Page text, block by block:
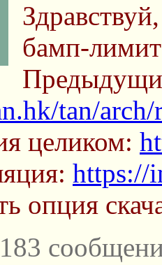
бамп-
tan/arch/
целиком:
https://
опция